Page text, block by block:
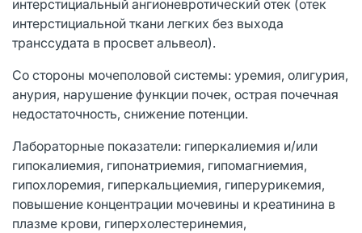
интерстициальный ангионевротический отек (отек
интерстициальной ткани легких без выхода
транссудата в просвет альвеол).
Со стороны мочеполовой системы: уремия, олигурия,
анурия, нарушение функции почек, острая почечная
недостаточность, снижение потенции.
Лабораторные показатели: гиперкалиемия и/или
гипокалиемия, гипонатриемия, гипомагниемия,
гипохлоремия, гиперкальциемия, гиперурикемия,
повышение концентрации мочевины и креатинина в
плазме крови, гиперхолестеринемия,